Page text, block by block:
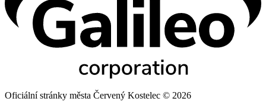
Oficiální stránky města Červený Kostelec © 2026